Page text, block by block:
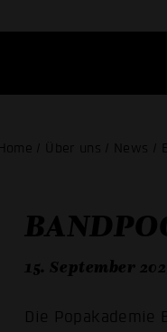
Home / Über uns / News /
15. September
Die Popakademie